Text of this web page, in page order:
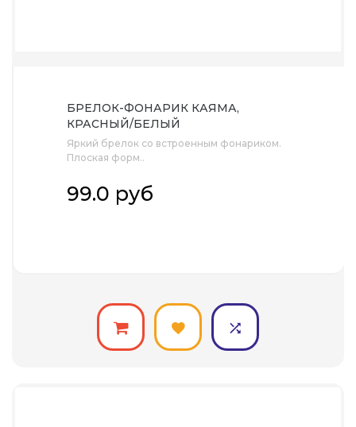
БРЕЛОК-ФОНАРИК КАЯМА,
КРАСНЫЙ/БЕЛЫЙ
Яркий брелок со встроенным фонариком.
Плоская форм..
99.0 руб